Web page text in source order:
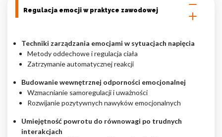
Regulacja emocji w praktyce zawodowej
Techniki zarządzania emocjami w sytuacjach napięcia
Metody oddechowe i regulacja ciała
Zatrzymanie automatycznej reakcji
Budowanie wewnętrznej odporności emocjonalnej
Wzmacnianie samoregulacji i uważności
Rozwijanie pozytywnych nawyków emocjonalnych
Umiejętność powrotu do równowagi po trudnych
interakcjach